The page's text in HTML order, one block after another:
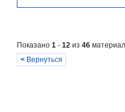
Показано 1 - 12 из 46
< Вернуться